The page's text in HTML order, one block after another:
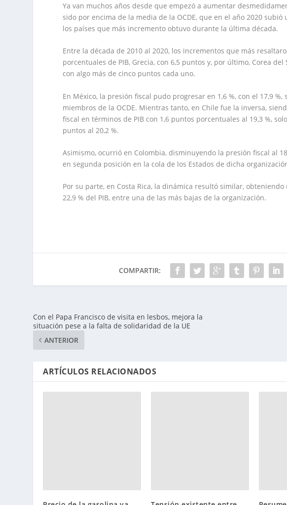
Ya van muchos años desde que empezó a aumentar
sido por encima de la media de la OCDE, que en el año 2020
los países que más incremento obtuvo durante la última década.
Entre la década de 2010 al 2020, los incrementos que más
porcentuales de PIB, Grecia, con 6,5 puntos y, por último, Corea
con algo más de cinco puntos cada uno.
En México, la presión fiscal pudo progresar en 1,6 %, con el 17,9
miembros de la OCDE. Mientras tanto, en Chile fue la inversa,
fiscal en términos de PIB con 1,6 puntos porcentuales al 19,3 %,
puntos al 20,2 %.
Asimismo, ocurrió en Colombia, disminuyendo la presión fiscal al
en segunda posición en la cola de los Estados de dicha
Por su parte, en Costa Rica, la dinámica resultó similar,
22,9 % del PIB, entre una de las más bajas de la organización.
COMPARTIR:
Con el Papa Francisco de visita en lesbos, mejora la
situación pese a la falta de solidaridad de la UE
ANTERIOR
ARTÍCULOS RELACIONADOS